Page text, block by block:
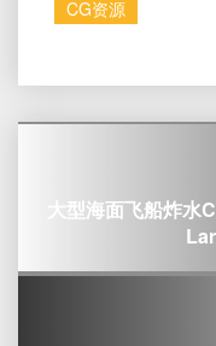
CG资源
大型海面飞船炸